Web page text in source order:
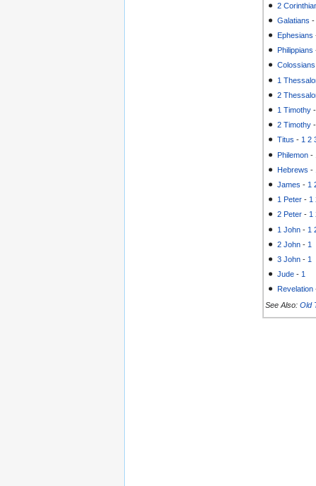
2
Galatians
Ephesians
Philippians
Colossians
1
2
1 Timothy
2 Timothy
Titus - 1 2
Philemon -
Hebrews -
James - 1
1 Peter - 1
2 Peter -1
1 John - 1
2 John - 1
3 John - 1
Jude - 1
Revelation
See Also: Old